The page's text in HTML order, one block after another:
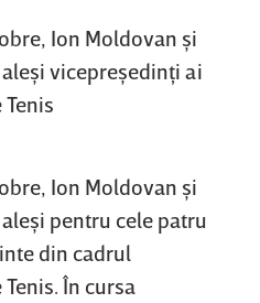
Ion Moldovan şi
vicepreşedinţi ai
Ion Moldovan şi
pentru cele patru
din cadrul
În cursa